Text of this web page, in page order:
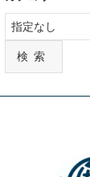
検索